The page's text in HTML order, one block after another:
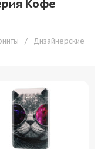
Кофе
/
Дизайнерские